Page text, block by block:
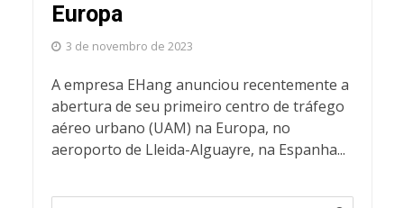
Europa
3 de novembro de 2023
A empresa EHang anunciou recentemente a
abertura de seu primeiro centro de tráfego
aéreo urbano (UAM) na Europa, no
aeroporto de Lleida-Alguayre, na Espanha...